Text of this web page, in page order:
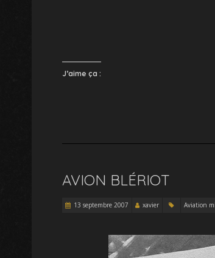
J’aime ça :
AVION BLÉRIOT
13 septembre 2007 xavier Aviation